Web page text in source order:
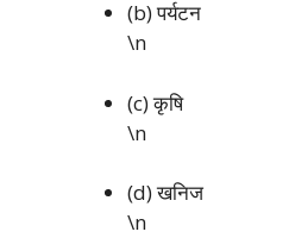
(b) पर्यटन
\n
(c) कृषि
\n
(d) खनिज
\n